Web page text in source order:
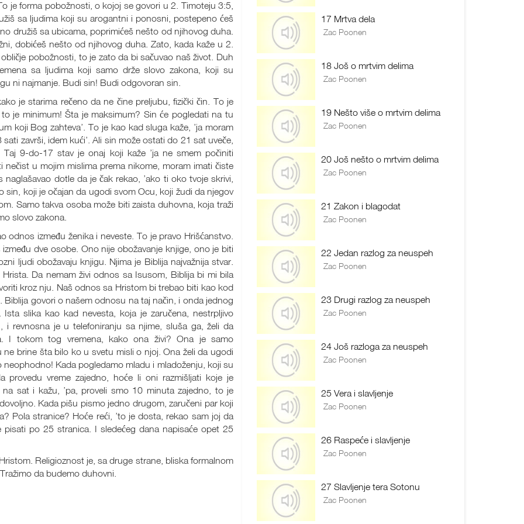
je forma pobožnosti, o kojoj se govori u 2. Timoteju 3:5,
sa ljudima koji su arogantni i ponosni, postepeno ćeš
družiš sa ubicama, poprimićeš nešto od njihovog duha.
dobićeš nešto od njihovog duha. Zato, kada kaže u 2.
pobožnosti, to je zato da bi sačuvao naš život. Duh
sa ljudima koji samo drže slovo zakona, koji su
ni najmanje. Budi sin! Budi odgovoran sin.
je starima rečeno da ne čine preljubu, fizički čin. To je
je minimum! Šta je maksimum? Sin će pogledati na tu
koji Bog zahteva’. To je kao kad sluga kaže, ’ja moram
završi, idem kući’. Ali sin može ostati do 21 sat uveče,
9-do-17 stav je onaj koji kaže ’ja ne smem počiniti
nečist u mojim mislima prema nikome, moram imati čiste
dotle da je čak rekao, ’ako ti oko tvoje skrivi,
sin, koji je očajan da ugodi svom Ocu, koji žudi da njegov
Samo takva osoba može biti zaista duhovna, koja traži
slovo zakona.
između ženika i neveste. To je pravo Hrišćanstvo.
dve osobe. Ono nije obožavanje knjige, ono je biti
ljudi obožavaju knjigu. Njima je Biblija najvažnija stvar.
Da nemam živi odnos sa Isusom, Biblija bi mi bila
kroz nju. Naš odnos sa Hristom bi trebao biti kao kod
govori o našem odnosu na taj način, i onda jednog
slika kao kad nevesta, koja je zaručena, nestrpljivo
revnosna je u telefoniranju sa njime, sluša ga, želi da
I tokom tog vremena, kako ona živi? Ona je samo
brine šta bilo ko u svetu misli o njoj. Ona želi da ugodi
Kada pogledamo mladu i mladoženju, koji su
vreme zajedno, hoće li oni razmišljati koje je
sat i kažu, ’pa, proveli smo 10 minuta zajedno, to je
Kada pišu pismo jedno drugom, zaručeni par koji
Pola stranice? Hoće reći, ’to je dosta, rekao sam joj da
po 25 stranica. I sledećeg dana napisaće opet 25
Religioznost je, sa druge strane, bliska formalnom
da budemo duhovni.
17 Mrtva dela
Zac Poonen
18 Još o mrtvim delima
Zac Poonen
19 Nešto više o mrtvim delima
Zac Poonen
20 Još nešto o mrtvim delima
Zac Poonen
21 Zakon i blagodat
Zac Poonen
22 Jedan razlog za neuspeh
Zac Poonen
23 Drugi razlog za neuspeh
Zac Poonen
24 Još razloga za neuspeh
Zac Poonen
25 Vera i slavljenje
Zac Poonen
26 Raspeće i slavljenje
Zac Poonen
27 Slavljenje tera Sotonu
Zac Poonen